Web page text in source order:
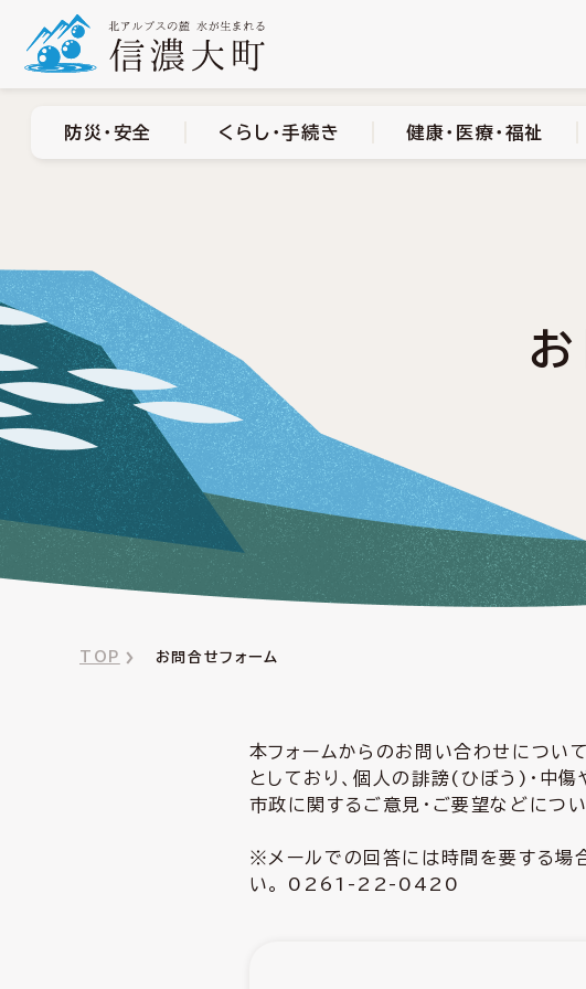
防災・安全 くらし・手続き 健康・医療・福祉
TOP お問合せフォーム
本フォームからのお問い合わせについ
としており、個人の誹謗(ひぼう)・中
市政に関するご意見・ご要望などについ
※メールでの回答には時間を要する場
い。 0261-22-0420